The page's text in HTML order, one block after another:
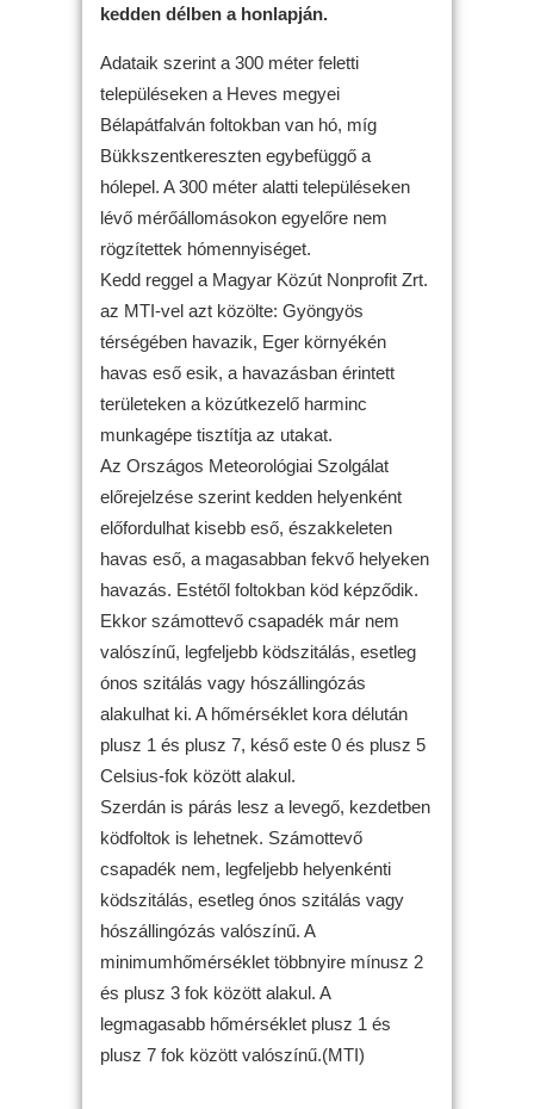
kedden délben a honlapján.
Adataik szerint a 300 méter feletti
településeken a Heves megyei
Bélapátfalván foltokban van hó, míg
Bükkszentkereszten egybefüggő a
hólepel. A 300 méter alatti településeken
lévő mérőállomásokon egyelőre nem
rögzítettek hómennyiséget.
Kedd reggel a Magyar Közút Nonprofit Zrt.
az MTI-vel azt közölte: Gyöngyös
térségében havazik, Eger környékén
havas eső esik, a havazásban érintett
területeken a közútkezelő harminc
munkagépe tisztítja az utakat.
Az Országos Meteorológiai Szolgálat
előrejelzése szerint kedden helyenként
előfordulhat kisebb eső, északkeleten
havas eső, a magasabban fekvő helyeken
havazás. Estétől foltokban köd képződik.
Ekkor számottevő csapadék már nem
valószínű, legfeljebb ködszitálás, esetleg
ónos szitálás vagy hószállingózás
alakulhat ki. A hőmérséklet kora délután
plusz 1 és plusz 7, késő este 0 és plusz 5
Celsius-fok között alakul.
Szerdán is párás lesz a levegő, kezdetben
ködfoltok is lehetnek. Számottevő
csapadék nem, legfeljebb helyenkénti
ködszitálás, esetleg ónos szitálás vagy
hószállingózás valószínű. A
minimumhőmérséklet többnyire mínusz 2
és plusz 3 fok között alakul. A
legmagasabb hőmérséklet plusz 1 és
plusz 7 fok között valószínű.(MTI)